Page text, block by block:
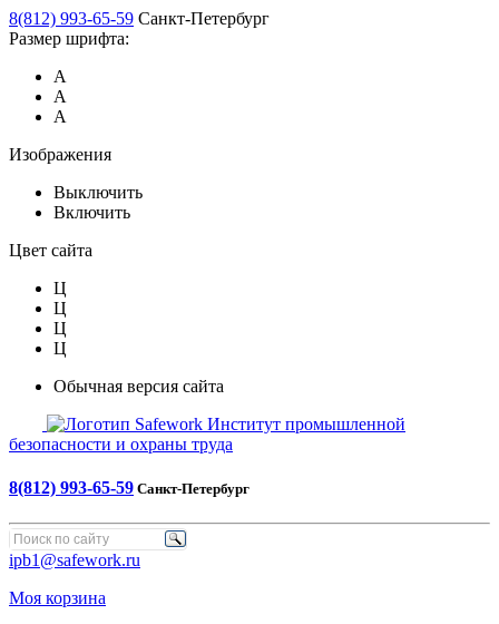
8(812) 993-65-59 Санкт-Петербург
Размер шрифта:
А
А
А
Изображения
Выключить
Включить
Цвет сайта
Ц
Ц
Ц
Ц
Обычная версия сайта
Safework Институт промышленной
безопасности и охраны труда
8(812) 993-65-59 Санкт-Петербург
ipb1@safework.ru
Моя корзина